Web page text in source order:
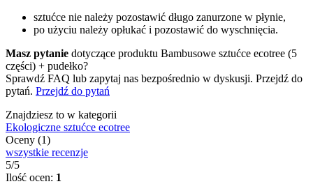
sztućce nie należy pozostawić długo zanurzone w płynie,
po użyciu należy opłukać i pozostawić do wyschnięcia.
Masz pytanie dotyczące produktu Bambusowe sztućce ecotree (5
części) + pudełko?
Sprawdź FAQ lub zapytaj nas bezpośrednio w dyskusji. Przejdź do
pytań. Przejdź do pytań
Znajdziesz to w kategorii
Ekologiczne sztućce ecotree
Oceny (1)
wszystkie recenzje
5/5
Ilość ocen: 1